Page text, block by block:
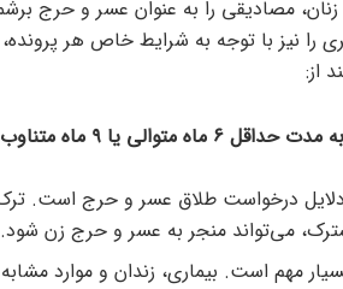
زنان، مصادیقی را به عنوان عسر و حرج
را نیز با توجه به شرایط خاص هر
از:
ترک زندگی مشترک توسط
دلایل درخواست طلاق عسر و حرج است.
می‌تواند منجر به عسر و حرج زن شود.
مهم است. بیماری، زندان و موارد